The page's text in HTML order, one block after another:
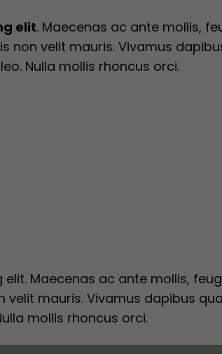
elit. Maecenas ac ante mollis,
non velit mauris. Vivamus
Nulla mollis rhoncus orci.
Maecenas ac ante mollis,
velit mauris. Vivamus dapibus
mollis rhoncus orci.